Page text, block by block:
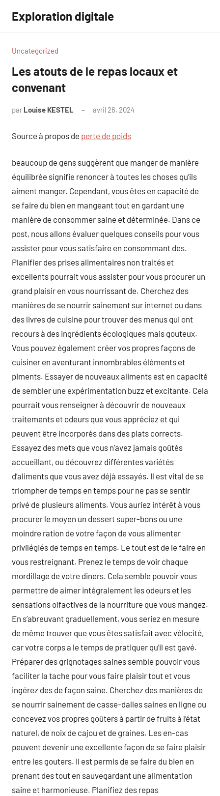
contenu
Exploration digitale
Uncategorized
Les atouts de le repas locaux et
convenant
par Louise KESTEL avril 26, 2024
Source à propos de perte de poids
beaucoup de gens suggèrent que manger de manière
équilibrée signifie renoncer à toutes les choses qu’ils
aiment manger. Cependant, vous êtes en capacité de
se faire du bien en mangeant tout en gardant une
manière de consommer saine et déterminée. Dans ce
post, nous allons évaluer quelques conseils pour vous
assister pour vous satisfaire en consommant des.
Planifier des prises alimentaires non traités et
excellents pourrait vous assister pour vous procurer un
grand plaisir en vous nourrissant de. Cherchez des
manières de se nourrir sainement sur internet ou dans
des livres de cuisine pour trouver des menus qui ont
recours à des ingrédients écologiques mais gouteux.
Vous pouvez également créer vos propres façons de
cuisiner en aventurant innombrables éléments et
piments. Essayer de nouveaux aliments est en capacité
de sembler une expérimentation buzz et excitante. Cela
pourrait vous renseigner à découvrir de nouveaux
traitements et odeurs que vous appréciez et qui
peuvent être incorporés dans des plats corrects.
Essayez des mets que vous n’avez jamais goûtés
accueillant, ou découvrez différentes variétés
d’aliments que vous avez déjà essayés. Il est vital de se
triompher de temps en temps pour ne pas se sentir
privé de plusieurs aliments. Vous auriez intérêt à vous
procurer le moyen un dessert super-bons ou une
moindre ration de votre façon de vous alimenter
privilégiés de temps en temps. Le tout est de le faire en
vous restreignant. Prenez le temps de voir chaque
mordillage de votre diners. Cela semble pouvoir vous
permettre de aimer intégralement les odeurs et les
sensations olfactives de la nourriture que vous mangez.
En s’abreuvant graduellement, vous seriez en mesure
de même trouver que vous êtes satisfait avec vélocité,
car votre corps a le temps de pratiquer qu’il est gavé.
Préparer des grignotages saines semble pouvoir vous
faciliter la tache pour vous faire plaisir tout et vous
ingérez des de façon saine. Cherchez des manières de
se nourrir sainement de casse-dalles saines en ligne ou
concevez vos propres goûters à partir de fruits à l’état
naturel, de noix de cajou et de graines. Les en-cas
peuvent devenir une excellente façon de se faire plaisir
entre les gouters. Il est permis de se faire du bien en
prenant des tout en sauvegardant une alimentation
saine et harmonieuse. Planifiez des repas